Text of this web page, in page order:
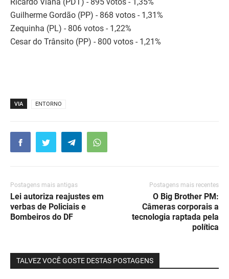
Guilherme Gordão (PP) - 868 votos - 1,31%
Zequinha (PL) - 806 votos - 1,22%
Cesar do Trânsito (PP) - 800 votos - 1,21%
VIA ENTORNO
Postagens mais antigas
Lei autoriza reajustes em
verbas de Policiais e
Bombeiros do DF
Postagens mais recentes
O Big Brother PM:
Câmeras corporais a
tecnologia raptada pela
política
TALVEZ VOCÊ GOSTE DESTAS POSTAGENS